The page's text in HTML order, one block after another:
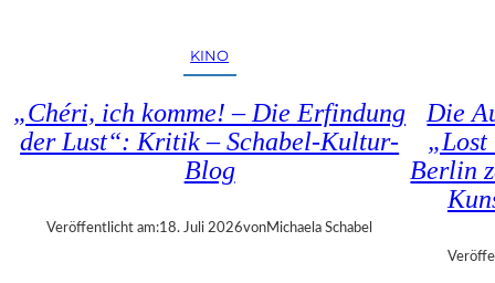
D
–
K
Ü
S
H
M
A
R
T
A
KINO
„Chéri, ich komme! – Die Erfindung
der Lust“: Kritik – Schabel-Kultur-
Blog
Veröffentlicht am:18. Juli 2026vonMichaela Schabel
Die
Berlin